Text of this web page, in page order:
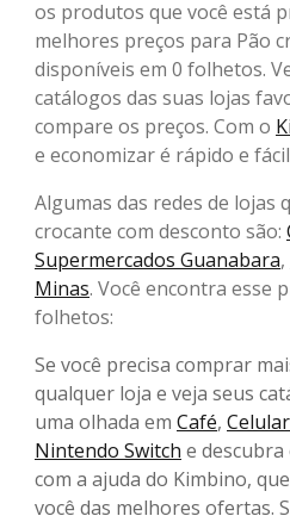
os produtos que você está
melhores preços para Pão
disponíveis em 0 folhetos.
catálogos das suas lojas
compare os preços. Com o
e economizar é rápido e
Algumas das redes de lojas
crocante com desconto são:
Supermercados Guanabara,
Minas. Você encontra esse
folhetos:
Se você precisa comprar
qualquer loja e veja seus
uma olhada em Café,
Nintendo Switch e
com a ajuda do Kimbino,
você das melhores ofertas.